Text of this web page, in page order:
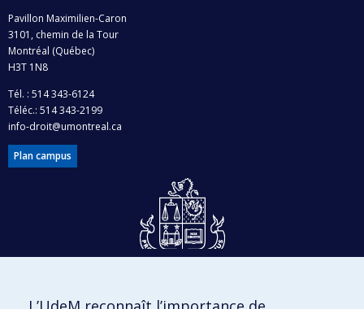
Pavillon Maximilien-Caron
3101, chemin de la Tour
Montréal (Québec)
H3T 1N8
Tél. : 514 343-6124
Téléc.: 514 343-2199
info-droit@umontreal.ca
Plan campus